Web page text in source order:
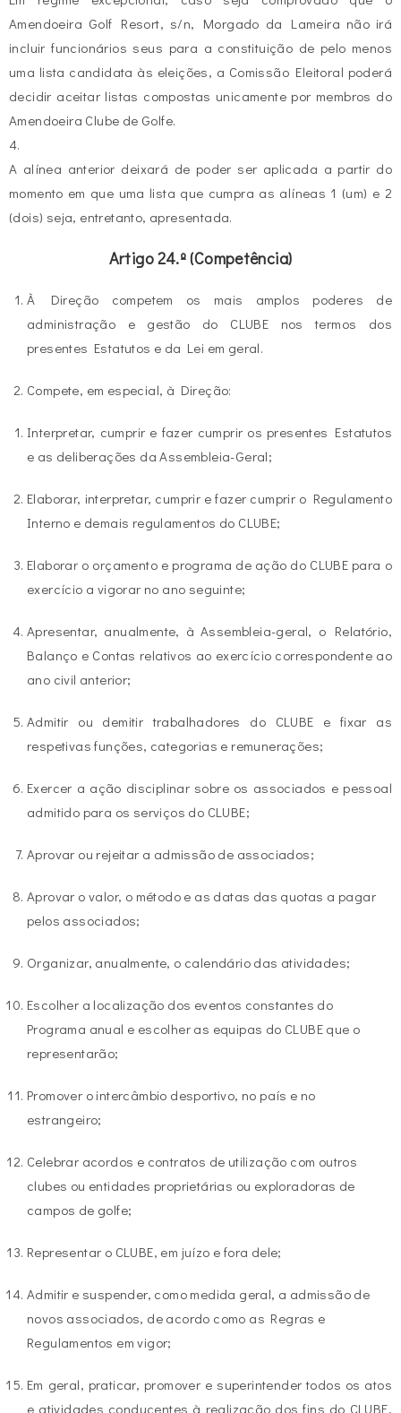
Amendoeira Golf Resort, s/n, Morgado da Lameira não irá
incluir funcionários seus para a constituição de pelo menos
uma lista candidata às eleições, a Comissão Eleitoral poderá
decidir aceitar listas compostas unicamente por membros do
Amendoeira Clube de Golfe.
4.
A alínea anterior deixará de poder ser aplicada a partir do
momento em que uma lista que cumpra as alíneas 1 (um) e 2
(dois) seja, entretanto, apresentada.
Artigo 24.º (Competência)
À Direção competem os mais amplos poderes de
administração e gestão do CLUBE nos termos dos
presentes Estatutos e da Lei em geral.
Compete, em especial, à Direção:
Interpretar, cumprir e fazer cumprir os presentes Estatutos
e as deliberações da Assembleia-Geral;
Elaborar, interpretar, cumprir e fazer cumprir o Regulamento
Interno e demais regulamentos do CLUBE;
Elaborar o orçamento e programa de ação do CLUBE para o
exercício a vigorar no ano seguinte;
Apresentar, anualmente, à Assembleia-geral, o Relatório,
Balanço e Contas relativos ao exercício correspondente ao
ano civil anterior;
Admitir ou demitir trabalhadores do CLUBE e fixar as
respetivas funções, categorias e remunerações;
Exercer a ação disciplinar sobre os associados e pessoal
admitido para os serviços do CLUBE;
Aprovar ou rejeitar a admissão de associados;
Aprovar o valor, o método e as datas das quotas a pagar
pelos associados;
Organizar, anualmente, o calendário das atividades;
Escolher a localização dos eventos constantes do
Programa anual e escolher as equipas do CLUBE que o
representarão;
Promover o intercâmbio desportivo, no país e no
estrangeiro;
Celebrar acordos e contratos de utilização com outros
clubes ou entidades proprietárias ou exploradoras de
campos de golfe;
Representar o CLUBE, em juízo e fora dele;
Admitir e suspender, como medida geral, a admissão de
novos associados, de acordo como as Regras e
Regulamentos em vigor;
Em geral, praticar, promover e superintender todos os atos
e atividades conducentes à realização dos fins do CLUBE,